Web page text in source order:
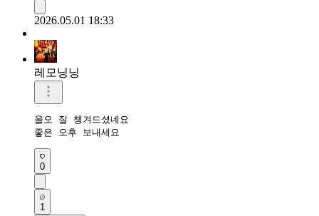
2026.05.01 18:33
레모닝닝
올오 잘 챙겨드셨네요
좋은 오후 보내세요
0
1